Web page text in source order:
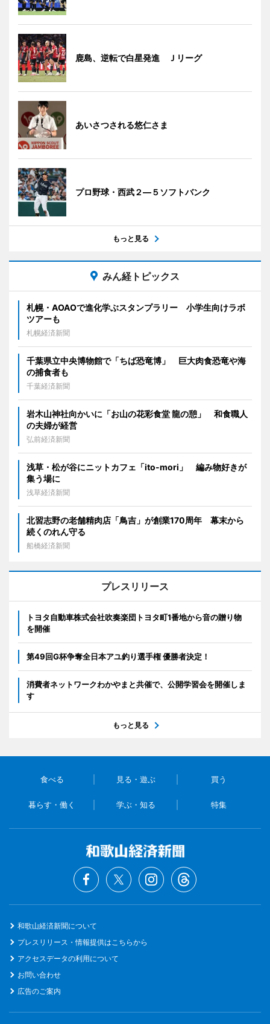
鹿島、逆転で白星発進 Ｊリーグ
あいさつされる悠仁さま
プロ野球・西武２―５ソフトバンク
もっと見る
みん経トピックス
札幌・AOAOで進化学ぶスタンプラリー 小学生向けラボ
ツアーも
札幌経済新聞
千葉県立中央博物館で「ちば恐竜博」 巨大肉食恐竜や海
の捕食者も
千葉経済新聞
岩木山神社向かいに「お山の花彩食堂 龍の憩」 和食職人
の夫婦が経営
弘前経済新聞
浅草・松が谷にニットカフェ「ito-mori」 編み物好きが
集う場に
浅草経済新聞
北習志野の老舗精肉店「鳥吉」が創業170周年 幕末から
続くのれん守る
船橋経済新聞
プレスリリース
トヨタ自動車株式会社吹奏楽団トヨタ町1番地から音の贈り物
を開催
第49回G杯争奪全日本アユ釣り選手権 優勝者決定！
消費者ネットワークわかやまと共催で、公開学習会を開催しま
す
もっと見る
食べる 見る・遊ぶ 買う
暮らす・働く 学ぶ・知る 特集
和歌山経済新聞について
プレスリリース・情報提供はこちらから
アクセスデータの利用について
お問い合わせ
広告のご案内